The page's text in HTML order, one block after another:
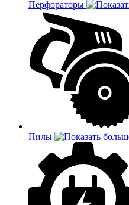
Перфораторы
Пилы